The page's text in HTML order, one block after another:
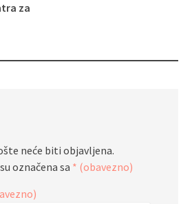
za
neće biti objavljena.
označena sa * (obavezno)